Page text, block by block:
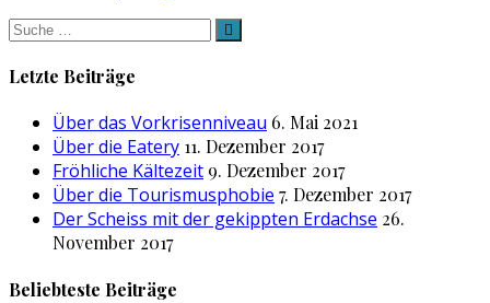
Suche
nach:
Letzte Beiträge
Über das Vorkrisenniveau 6. Mai 2021
Über die Eatery 11. Dezember 2017
Fröhliche Kältezeit 9. Dezember 2017
Über die Tourismusphobie 7. Dezember 2017
Der Scheiss mit der gekippten Erdachse 26.
November 2017
Beliebteste Beiträge